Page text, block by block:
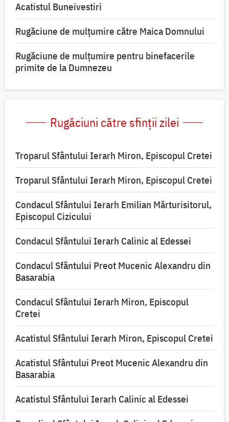
Acatistul Buneivestiri
Rugăciune de mulţumire către Maica Domnului
Rugăciune de mulțumire pentru binefacerile
primite de la Dumnezeu
Rugăciuni către sfinții zilei
Troparul Sfântului Ierarh Miron, Episcopul Cretei
Troparul Sfântului Ierarh Miron, Episcopul Cretei
Condacul Sfântului Ierarh Emilian Mărturisitorul,
Episcopul Cizicului
Condacul Sfântului Ierarh Calinic al Edessei
Condacul Sfântului Preot Mucenic Alexandru din
Basarabia
Condacul Sfântului Ierarh Miron, Episcopul
Cretei
Acatistul Sfântului Ierarh Miron, Episcopul Cretei
Acatistul Sfântului Preot Mucenic Alexandru din
Basarabia
Acatistul Sfântului Ierarh Calinic al Edessei